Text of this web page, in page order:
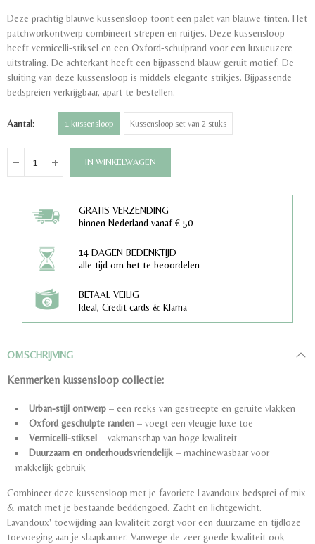
Deze prachtig blauwe kussensloop toont een palet van blauwe tinten. Het
patchworkontwerp combineert strepen en ruitjes. Deze kussensloop
heeft vermicelli-stiksel en een Oxford-schulprand voor een luxueuzere
uitstraling. De achterkant heeft een bijpassend blauw geruit motief. De
sluiting van deze kussensloop is middels elegante strikjes. Bijpassende
bedspreien verkrijgbaar, apart te bestellen.
Aantal 1 kussensloop Kussensloop set van 2 stuks
IN WINKELWAGEN
GRATIS VERZENDING
binnen Nederland vanaf € 50
14 DAGEN BEDENKTIJD
alle tijd om het te beoordelen
BETAAL VEILIG
Ideal, Credit cards & Klarna
OMSCHRIJVING
Kenmerken kussensloop collectie:
Urban-stijl ontwerp – een reeks van gestreepte en geruite vlakken
Oxford geschulpte randen – voegt een vleugje luxe toe
Vermicelli-stiksel – vakmanschap van hoge kwaliteit
Duurzaam en onderhoudsvriendelijk – machinewasbaar voor
makkelijk gebruik
Combineer deze kussensloop met je favoriete Lavandoux bedsprei of mix
& match met je bestaande beddengoed. Zacht en lichtgewicht.
Lavandoux' toewijding aan kwaliteit zorgt voor een duurzame en tijdloze
toevoeging aan je slaapkamer. Vanwege de zeer goede kwaliteit ook